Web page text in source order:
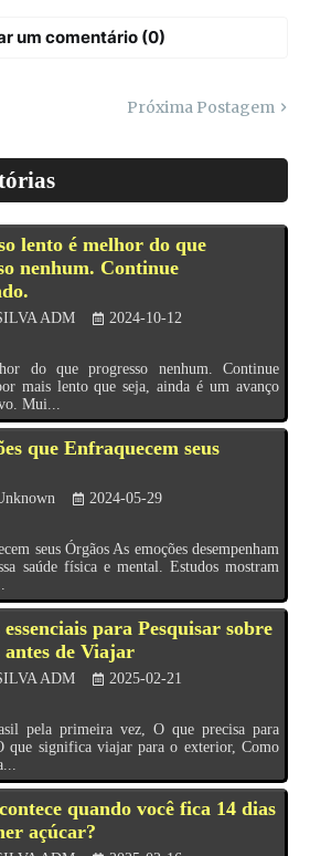
um comentário (0)
Próxima Postagem
lento é melhor do que
nenhum. Continue
ADM
2024-10-12
do que progresso nenhum. Continue
mais lento que seja, ainda é um avanço
Mui...
que Enfraquecem seus
2024-05-29
seus Órgãos As emoções desempenham
saúde física e mental. Estudos mostram
essenciais para Pesquisar sobre
antes de Viajar
ADM
2025-02-21
pela primeira vez, O que precisa para
que significa viajar para o exterior, Como
quando você fica 14 dias
açúcar?